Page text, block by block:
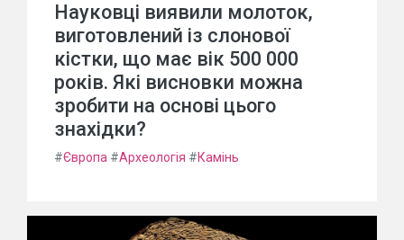
Науковці виявили молоток,
виготовлений із слонової
кістки, що має вік 500 000
років. Які висновки можна
зробити на основі цього
знахідки?
#Європа #Археологія #Камінь